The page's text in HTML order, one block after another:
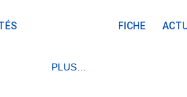
FICHE
PLUS…